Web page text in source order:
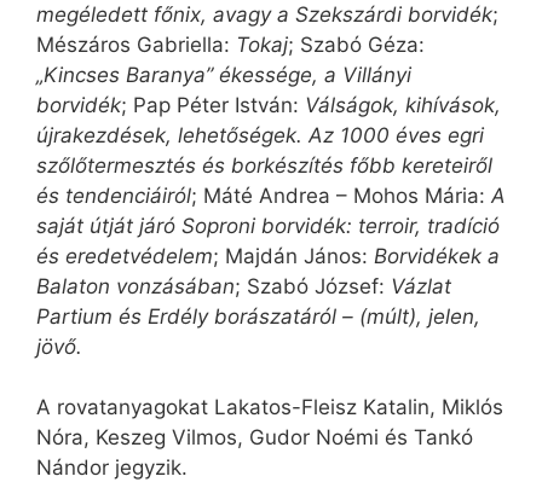
megéledett főnix, avagy a Szekszárdi borvidék;
Mészáros Gabriella: Tokaj; Szabó Géza:
„Kincses Baranya” ékessége, a Villányi
borvidék; Pap Péter István: Válságok, kihívások,
újrakezdések, lehetőségek. Az 1000 éves egri
szőlőtermesztés és borkészítés főbb kereteiről
és tendenciáiról; Máté Andrea – Mohos Mária: A
saját útját járó Soproni borvidék: terroir, tradíció
és eredetvédelem; Majdán János: Borvidékek a
Balaton vonzásában; Szabó József: Vázlat
Partium és Erdély borászatáról – (múlt), jelen,
jövő.
A rovatanyagokat Lakatos-Fleisz Katalin, Miklós
Nóra, Keszeg Vilmos, Gudor Noémi és Tankó
Nándor jegyzik.